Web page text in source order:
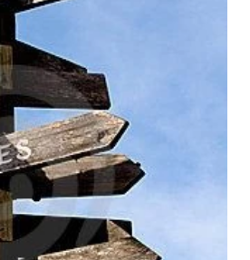
Studiekeuze
Hoger Onderwijs
Fixus Open dagen
Motivatie